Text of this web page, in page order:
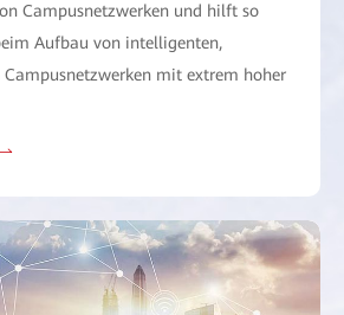
Campusnetzwerken und hilft so
Aufbau von intelligenten,
mit extrem hoher